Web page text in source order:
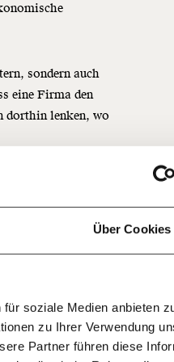
Über Cookies
soziale Medien anbieten
zu Ihrer Verwendung
Partner führen diese
auf
gratis
Morgenmoment:
Knackig über die
wichtigsten Themen
100€
Mastodon
sondern auch
eine Firma den
dorthin lenken, wo
Eigentümer
das. So wird
Gläubiger und